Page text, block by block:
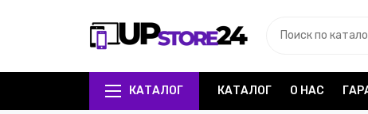
КАТАЛОГ КАТАЛОГ О НАС